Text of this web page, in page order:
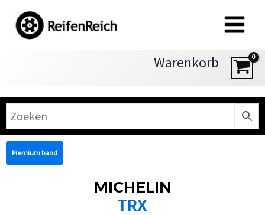
Inhalt
springen
Warenkorb
Premium band
MICHELIN
TRX